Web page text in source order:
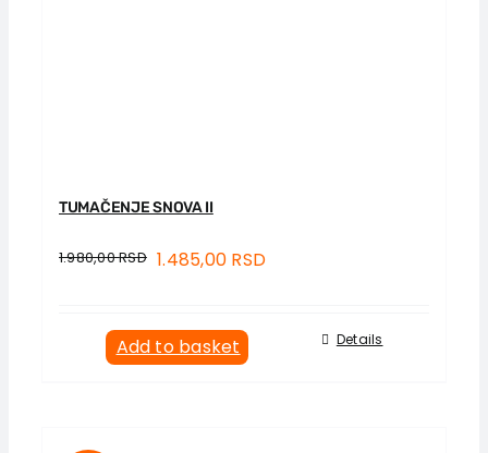
TUMAČENJE SNOVA II
1.980,00RSD 1.485,00 RSD
Add to basket Details